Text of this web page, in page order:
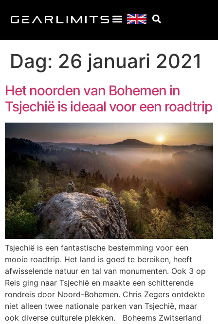
Dag: 26 januari 2021
Het noorden van Bohemen in
Tsjechië is ideaal voor een roadtrip
Tsjechië is een fantastische bestemming voor een
mooie roadtrip. Het land is goed te bereiken, heeft
afwisselende natuur en tal van monumenten. Ook 3 op
Reis ging naar Tsjechië en maakte een schitterende
rondreis door Noord-Bohemen. Chris Zegers ontdekte
niet alleen twee nationale parken van Tsjechië, maar
ook diverse culturele plekken. Boheems Zwitserland